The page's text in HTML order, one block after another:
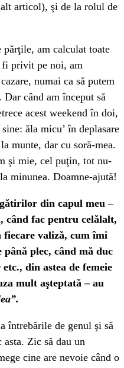
articol), şi de la rolul de
am calculat toate
fi privit pe noi, am
numai ca să putem
când am început să
acest weekend în doi,
ăla micu’ în deplasare
munte, dar cu soră-mea.
şi mie, cel puţin, tot nu-
minunea. Doamne-ajută!
din capul meu –
când fac pentru celălalt,
fiecare valiză, cum îmi
plec, când mă duc
din astea de femeie
mult aşteptată – au
întrebările de genul şi să
Zic să dau un
cine are nevoie când o